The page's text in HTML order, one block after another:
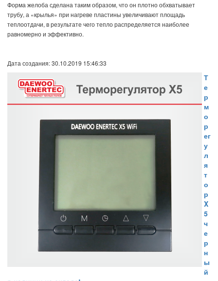
Форма желоба сделана таким образом, что он плотно обхватывает
трубу, а «крылья» при нагреве пластины увеличивают площадь
теплоотдачи, в результате чего тепло распределяется наиболее
равномерно и эффективно.
Дата создания: 30.10.2019 15:46:33
Т
е
р
м
о
р
ег
у
л
я
т
о
р
X
5
ч
е
р
н
ы
й